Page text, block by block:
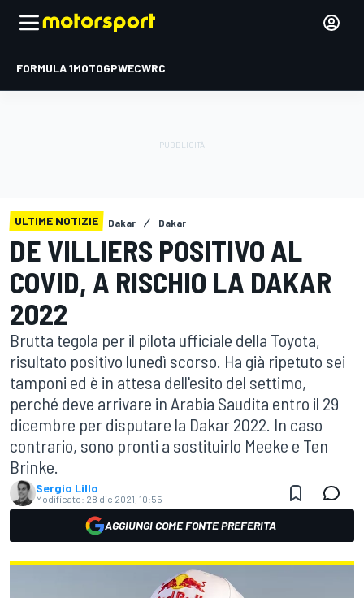
FORMULA 1MOTOGPWECWRC
ULTIME NOTIZIE Dakar Dakar
DE VILLIERS POSITIVO AL
COVID, A RISCHIO LA DAKAR
2022
Brutta tegola per il pilota ufficiale della Toyota,
risultato positivo lunedì scorso. Ha già ripetuto sei
tamponi ed è in attesa dell'esito del settimo,
perché deve arrivare in Arabia Saudita entro il 29
dicembre per disputare la Dakar 2022. In caso
contrario, sono pronti a sostituirlo Meeke e Ten
Brinke.
Sergio Lillo
Modificato: 28 dic 2021, 10:55
AGGIUNGI COME FONTE PREFERITA